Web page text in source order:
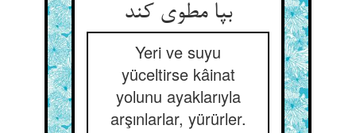
بپا مطوی کند
Yeri ve suyu
yüceltirse kâinat
yolunu ayaklarıyla
arşınlarlar, yürürler.